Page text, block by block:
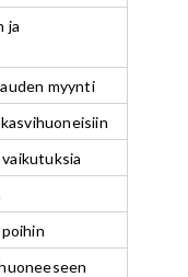
ja
myynti